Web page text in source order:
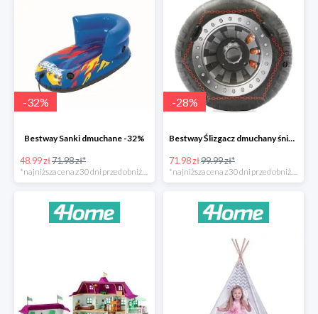
-32%
Bestway Sanki dmuchane -32%
48.99 zł71.98 zł*
*najniższa cena z 30 dni przed obniżką
-28%
Bestway Ślizgacz dmuchany śniegowy H2OGO -28%
71.98 zł99.99 zł*
*najniższa cena z 30 dni przed obniżką